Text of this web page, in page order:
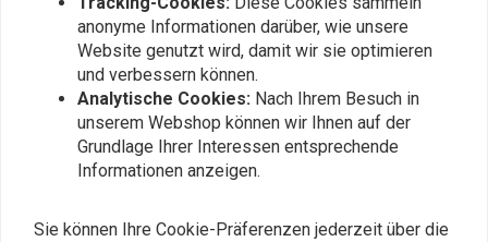
Abonnieren
Lieferzeiten, Rücksendungen &
anonyme Informationen darüber, wie unsere
Website genutzt wird, damit wir sie optimieren
und verbessern können.
Analytische Cookies: Nach Ihrem Besuch in
unserem Webshop können wir Ihnen auf der
Grundlage Ihrer Interessen entsprechende
Informationen anzeigen.
Sie können Ihre Cookie-Präferenzen jederzeit über die